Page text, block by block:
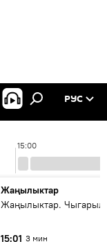
РУС
15:00
Жаңылыктар
Жаңылыктар.
15:01 3 мин